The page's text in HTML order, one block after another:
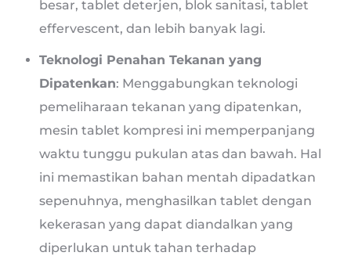
besar, tablet deterjen, blok sanitasi, tablet
effervescent, dan lebih banyak lagi.
Teknologi Penahan Tekanan yang
Dipatenkan: Menggabungkan teknologi
pemeliharaan tekanan yang dipatenkan,
mesin tablet kompresi ini memperpanjang
waktu tunggu pukulan atas dan bawah. Hal
ini memastikan bahan mentah dipadatkan
sepenuhnya, menghasilkan tablet dengan
kekerasan yang dapat diandalkan yang
diperlukan untuk tahan terhadap